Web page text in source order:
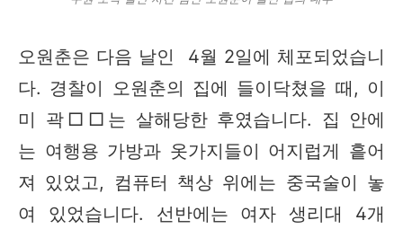
오원춘은 다음 날인 4월 2일에 체포되었습니
다. 경찰이 오원춘의 집에 들이닥쳤을 때, 이
미 곽□□는 살해당한 후였습니다. 집 안에
는 여행용 가방과 옷가지들이 어지럽게 흩어
져 있었고, 컴퓨터 책상 위에는 중국술이 놓
여 있었습니다. 선반에는 여자 생리대 4개